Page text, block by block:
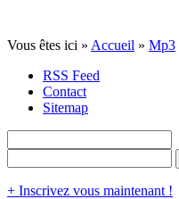
Vous êtes ici » Accueil » Mp3
RSS Feed
Contact
Sitemap
+ Inscrivez vous maintenant !